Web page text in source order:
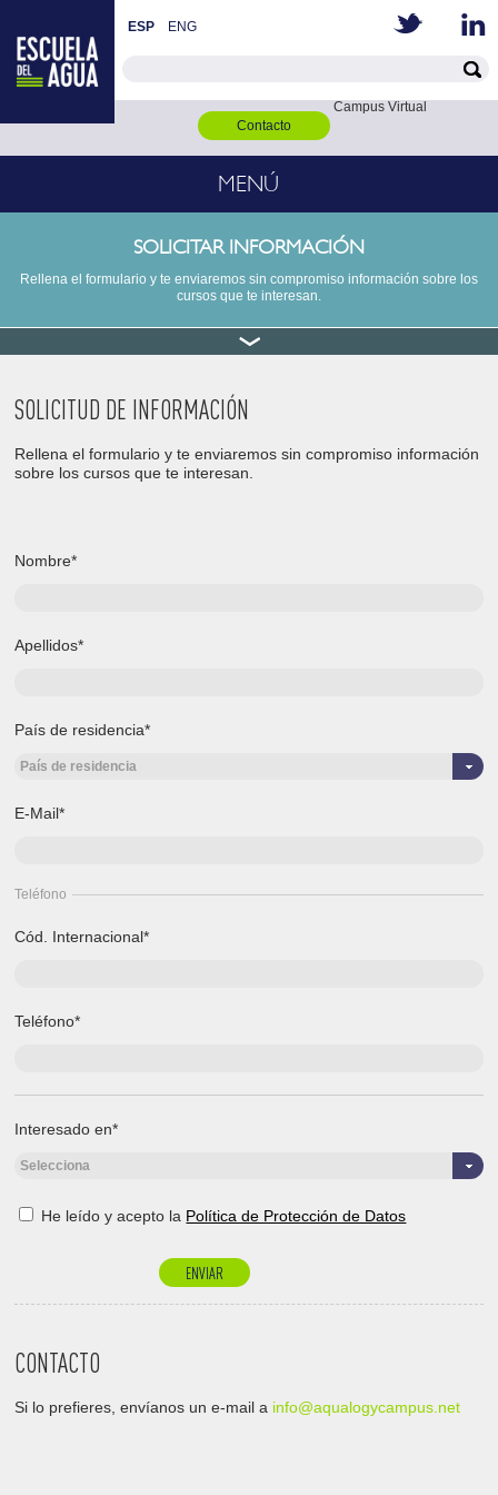
ESP ENG
Contacto
Campus Virtual
MENÚ
SOLICITAR INFORMACIÓN
Rellena el formulario y te enviaremos sin compromiso información sobre los
cursos que te interesan.
SOLICITUD DE INFORMACIÓN
Rellena el formulario y te enviaremos sin compromiso información
sobre los cursos que te interesan.
Nombre*
Apellidos*
País de residencia*
País de residencia
E-Mail*
Teléfono
Cód. Internacional*
Teléfono*
Interesado en*
Selecciona
He leído y acepto la Política de Protección de Datos
CONTACTO
Si lo prefieres, envíanos un e-mail a info@aqualogycampus.net